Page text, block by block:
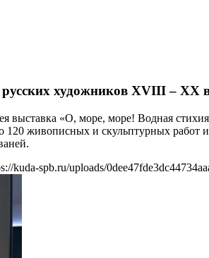
художников XVIII – XX
выставка «О, море, море! Водная
живописных и скульптурных работ
kuda-spb.ru/uploads/